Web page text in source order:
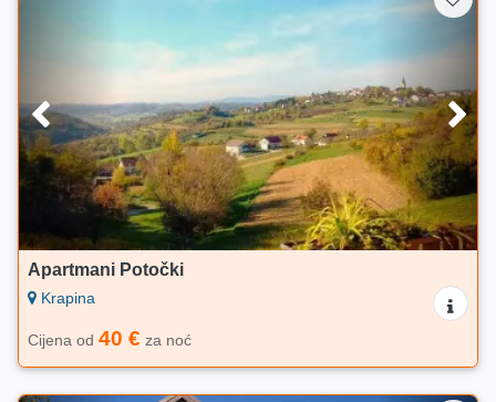
Apartmani Potočki
Krapina
Cijena od 40 € za noć